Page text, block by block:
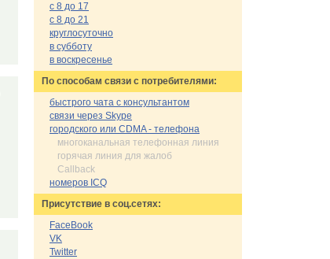
с 8 до 17
с 8 до 21
круглосуточно
в субботу
в воскресенье
По cпособам связи с потребителями:
быстрого чата с консультантом
связи через Skype
городского или CDMA - телефона
многоканальная телефонная линия
горячая линия для жалоб
Callback
номеров ICQ
Присутствие в соц.сетях:
FaceBook
VK
Twitter